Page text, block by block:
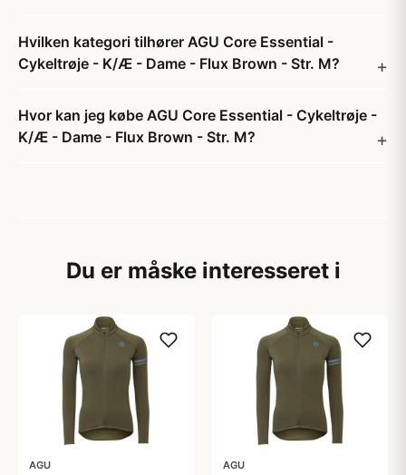
Hvilken kategori tilhører AGU Core Essential -
Cykeltrøje - K/Æ - Dame - Flux Brown - Str. M?
Hvor kan jeg købe AGU Core Essential - Cykeltrøje -
K/Æ - Dame - Flux Brown - Str. M?
Du er måske interesseret i
AGU AGU